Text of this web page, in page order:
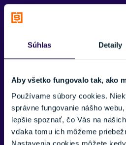
Súhlas Detaily
Aby všetko fungovalo tak, ako
Používame súbory cookies.
správne fungovanie nášho
lepšie spoznať, čo Vás na
vďaka tomu ich môžeme
Nastavenia cookies môžete
Brzdové páky
Brzdové kotúče
predný 160 mm / zadný 160 mm
Náboje
SHIMANO MT400-B / SHIMANO
Lock (32 dier)
Ráfiky
KLS Valor 3 Disc 584x30 (32 dier)